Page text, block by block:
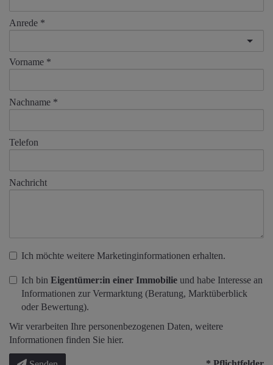
Anrede
Vorname
Nachname
Telefon
Nachricht
Ich möchte weitere Marketinginformationen erhalten.
Ich bin Eigentümer:in einer Immobilie und habe Interesse an
Informationen zur Vermarktung (Beratung, Marktüberblick
oder Bewertung).
Wir verarbeiten Ihre personenbezogenen Daten, weitere
Informationen finden Sie hier.